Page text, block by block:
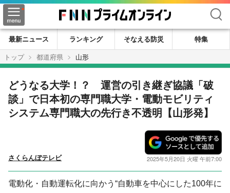
検索
最新ニュース ランキング そなえる防災
特集
トップ
都道府県 山形
どうなる大学！？ 運営の引き継ぎ協議「破
談」で日本初の専門職大学・電動モビリティ
システム専門職大の先行き不透明【山形発】
さくらんぼテレビ 2025年5月20日 火曜 午前7:00
電動化・自動運転化に向かう“自動車を中心にした100年に